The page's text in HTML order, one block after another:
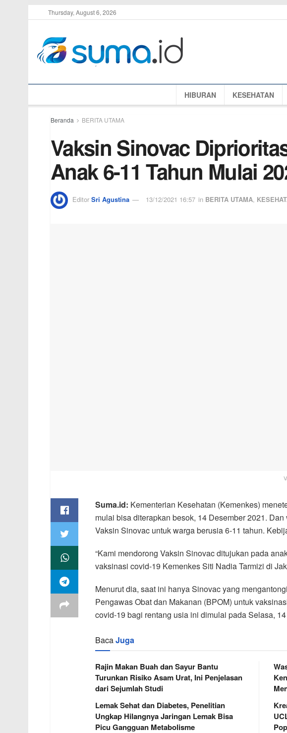
Thursday, August 6, 2026
HIBURAN KESEHATAN
Beranda BERITA UTAMA
Vaksin Sinovac
Anak 6-11 Tahun Mulai
Editor Sri Agustina 13/12/2021 16:57 in BERITA UTAMA,
Suma.id: Kementerian Kesehatan (Kemenkes)
mulai bisa diterapkan besok, 14 Desember 2021.
Vaksin Sinovac untuk warga berusia 6-11 tahun.
“Kami mendorong Vaksin Sinovac ditujukan pada
vaksinasi covid-19 Kemenkes Siti Nadia Tarmizi di
Menurut dia, saat ini hanya Sinovac yang
Pengawas Obat dan Makanan (BPOM) untuk
covid-19 bagi rentang usia ini dimulai pada Selasa,
BacaJuga
Rajin Makan Buah dan Sayur Bantu
Turunkan Risiko Asam Urat, Ini Penjelasan
dari Sejumlah Studi
Lemak Sehat dan Diabetes, Penelitian
Ungkap Hilangnya Jaringan Lemak Bisa
Picu Gangguan Metabolisme